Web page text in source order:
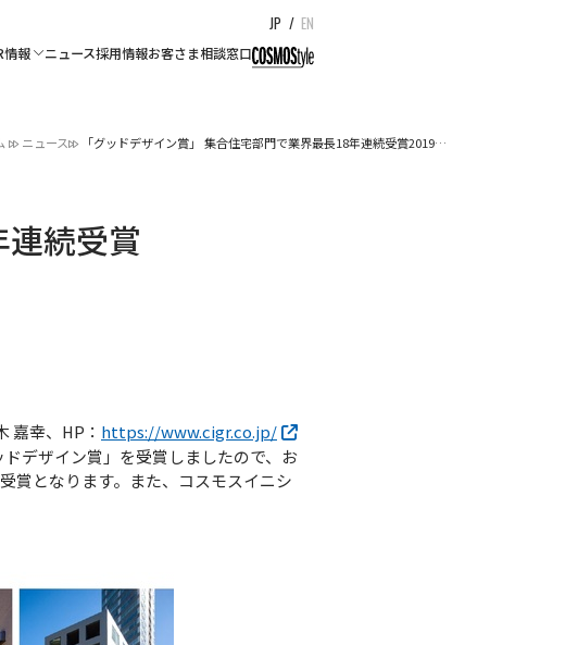
情報 ニュース採用情報お客さま相談窓口
JP / EN
ニュース
「グッドデザイン賞」 集合住宅部門で業界最長18年連続受賞2019…
連続受賞
嘉幸、HP： https://www.cigr.co.jp/
デザイン賞」を受賞しましたので、お
賞となります。また、コスモスイニシ